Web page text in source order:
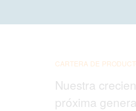
CARTERA DE
Nuestra
próxima